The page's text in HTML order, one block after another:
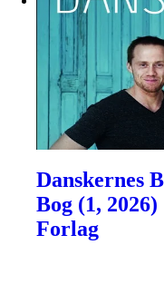
Danskernes
Bog (1,
Forlag